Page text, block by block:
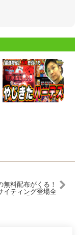
無料配布がくる！
イティング登場全